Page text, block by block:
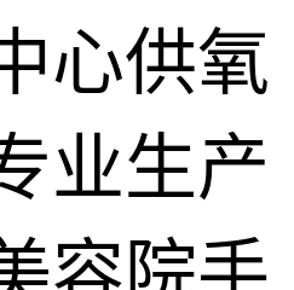
心供氧
业生产